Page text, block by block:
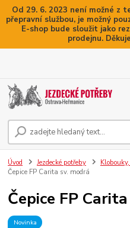
Od 29. 6. 2023 není možné z
přepravní službou, je možný
E-shop bude sloužit jako
prodejnu.
Úvod Jezdecké potřeby
Čepice FP Carita sv. modrá
Čepice FP
Novinka